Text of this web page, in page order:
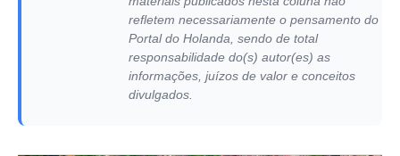
refletem necessariamente o pensamento do
Portal do Holanda, sendo de total
responsabilidade do(s) autor(es) as
informações, juízos de valor e conceitos
divulgados.